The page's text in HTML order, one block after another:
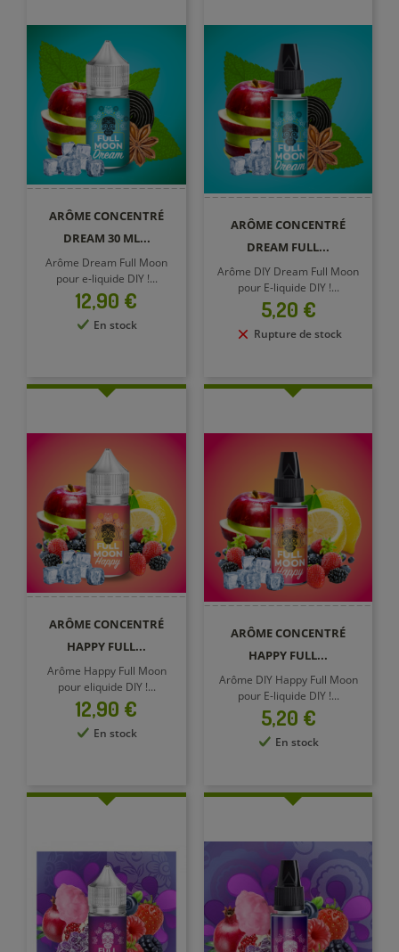
ARÔME CONCENTRÉ
DREAM 30 ML...
Arôme Dream Full Moon
pour e-liquide DIY !...
Prix
12,90 €
En stock
ARÔME CONCENTRÉ
DREAM FULL...
Arôme DIY Dream Full Moon
pour E-liquide DIY !...
Prix
5,20 €
Rupture de stock
ARÔME CONCENTRÉ
HAPPY FULL...
Arôme Happy Full Moon
pour eliquide DIY !...
Prix
12,90 €
En stock
ARÔME CONCENTRÉ
HAPPY FULL...
Arôme DIY Happy Full Moon
pour E-liquide DIY !...
Prix
5,20 €
En stock